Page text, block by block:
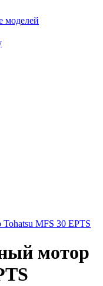
моделей
MFS 30 EPTS
мотор